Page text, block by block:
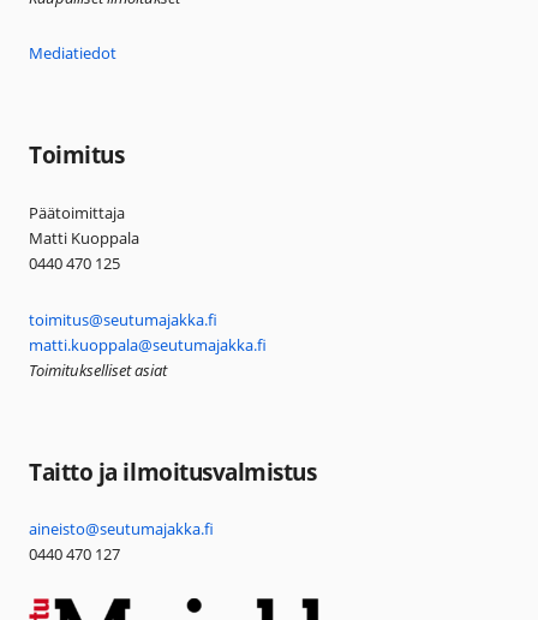
Mediatiedot
Toimitus
Päätoimittaja
Matti Kuoppala
0440 470 125
toimitus@seutumajakka.fi
matti.kuoppala@seutumajakka.fi
Toimitukselliset asiat
Taitto ja ilmoitusvalmistus
aineisto@seutumajakka.fi
0440 470 127